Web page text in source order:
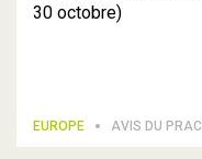
30 octobre)
EUROPE AVIS DU PRAC